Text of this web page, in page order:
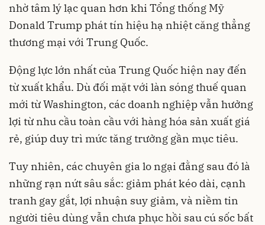
nhờ tâm lý lạc quan hơn khi Tổng thống Mỹ
Donald Trump phát tín hiệu hạ nhiệt căng thẳng
thương mại với Trung Quốc.
Động lực lớn nhất của Trung Quốc hiện nay đến
từ xuất khẩu. Dù đối mặt với làn sóng thuế quan
mới từ Washington, các doanh nghiệp vẫn hưởng
lợi từ nhu cầu toàn cầu với hàng hóa sản xuất giá
rẻ, giúp duy trì mức tăng trưởng gần mục tiêu.
Tuy nhiên, các chuyên gia lo ngại đằng sau đó là
những rạn nứt sâu sắc: giảm phát kéo dài, cạnh
tranh gay gắt, lợi nhuận suy giảm, và niềm tin
người tiêu dùng vẫn chưa phục hồi sau cú sốc bất